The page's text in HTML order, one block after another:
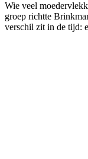
Wie veel
groep richtte
verschil zit in de tijd: